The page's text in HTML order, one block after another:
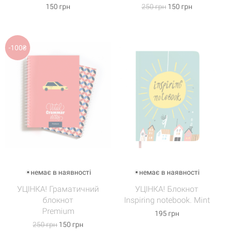
150 грн 250 грн150 грн
-100₴
немає в наявності
УЦІНКА! Граматичний
блокнот
Premium
250 грн 150 грн
немає в наявності
УЦІНКА! Блокнот
Inspiring notebook. Mint
195 грн